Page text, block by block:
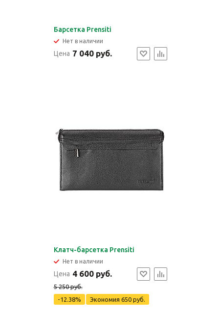
Барсетка Prensiti
Нет в наличии
Цена 7 040 руб.
Клатч-барсетка Prensiti
Нет в наличии
Цена 4 600 руб.
5 250 руб.
-12.38%
Экономия 650 руб.